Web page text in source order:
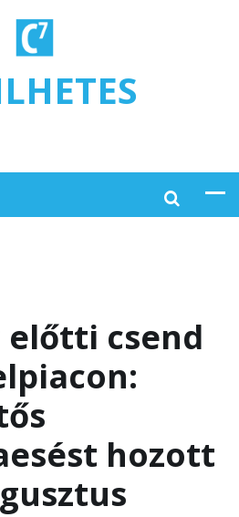
előtti csend
hozott